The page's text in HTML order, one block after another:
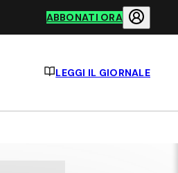
ABBONATI ORA
LEGGI IL GIORNALE